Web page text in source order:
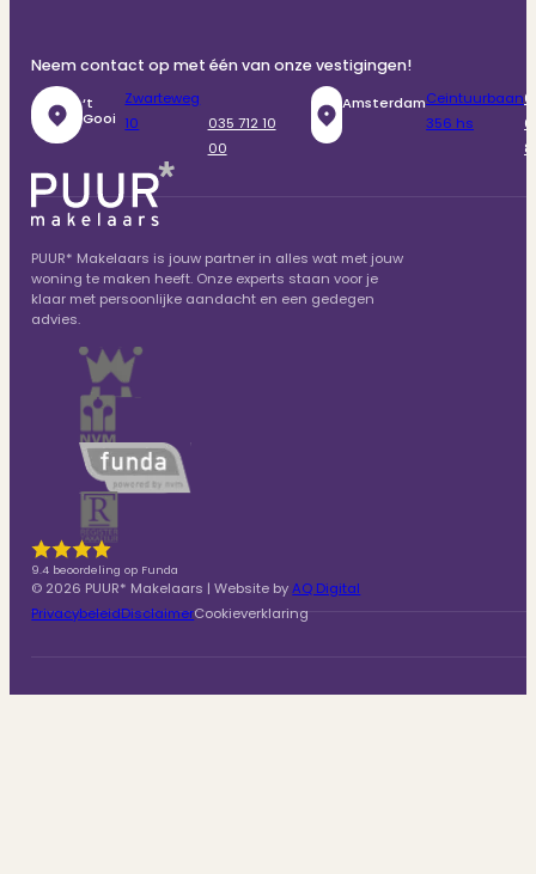
Neem contact op met één van onze vestigingen!
‘t
Gooi
Zwarteweg
10
035 712 10
00
AmsterdamCeintuurbaan
356 hs
PUUR* Makelaars is jouw partner in alles wat met jouw
woning te maken heeft. Onze experts staan voor je
klaar met persoonlijke aandacht en een gedegen
advies.
9.4 beoordeling op Funda
© 2026 PUUR* Makelaars | Website byAQ Digital
PrivacybeleidDisclaimerCookieverklaring